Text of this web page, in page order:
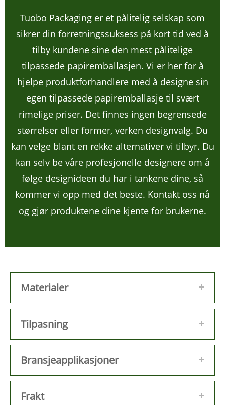
Tuobo Packaging er et pålitelig selskap som
sikrer din forretningssuksess på kort tid ved å
tilby kundene sine den mest pålitelige
tilpassede papiremballasjen. Vi er her for å
hjelpe produktforhandlere med å designe sin
egen tilpassede papiremballasje til svært
rimelige priser. Det finnes ingen begrensede
størrelser eller former, verken designvalg. Du
kan velge blant en rekke alternativer vi tilbyr. Du
kan selv be våre profesjonelle designere om å
følge designideen du har i tankene dine, så
kommer vi opp med det beste. Kontakt oss nå
og gjør produktene dine kjente for brukerne.
Materialer
Tilpasning
Bransjeapplikasjoner
Frakt